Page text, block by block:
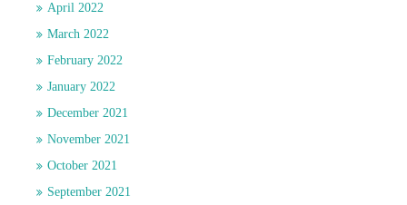
April 2022
March 2022
February 2022
January 2022
December 2021
November 2021
October 2021
September 2021